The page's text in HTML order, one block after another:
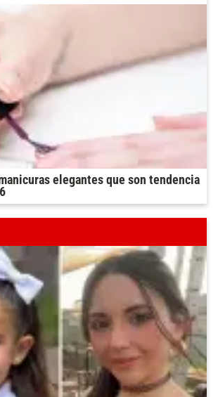
elegantes que son tendencia